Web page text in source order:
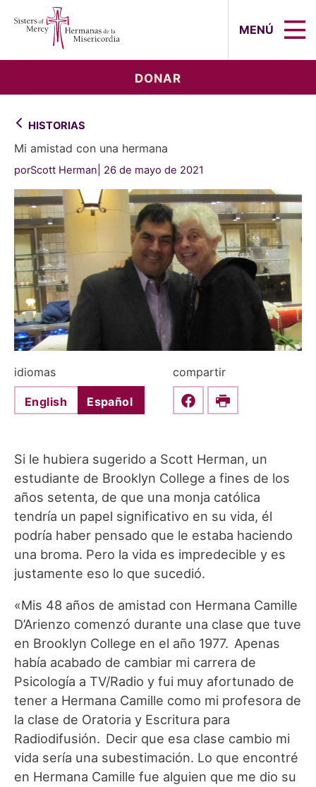
MENÚ
DONAR
HISTORIAS
Mi amistad con una hermana
porScott Herman 26 de mayo de 2021
idiomas
English Español
compartir
Share this on Facebook
Print
Si le hubiera sugerido a Scott Herman, un
estudiante de Brooklyn College a fines de los
años setenta, de que una monja católica
tendría un papel significativo en su vida, él
podría haber pensado que le estaba haciendo
una broma. Pero la vida es impredecible y es
justamente eso lo que sucedió.
«Mis 48 años de amistad con Hermana Camille
D’Arienzo comenzó durante una clase que tuve
en Brooklyn College en el año 1977. Apenas
había acabado de cambiar mi carrera de
Psicología a TV/Radio y fui muy afortunado de
tener a Hermana Camille como mi profesora de
la clase de Oratoria y Escritura para
Radiodifusión. Decir que esa clase cambio mi
vida sería una subestimación. Lo que encontré
en Hermana Camille fue alguien que me dio su